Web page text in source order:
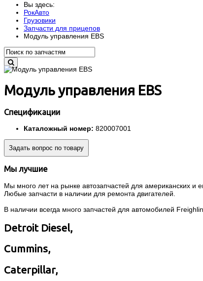
Вы здесь:
РокАвто
Грузовики
Запчасти для прицепов
Модуль управления EBS
Модуль управления EBS
Спецификации
Каталожный номер: 820007001
Задать вопрос по товару
Мы лучшие
Мы много лет на рынке автозапчастей для американских и
Любые запчасти в наличии для ремонта двигателей.
В наличии всегда много запчастей для автомобилей
Detroit Diesel,
Cummins,
Caterpillar,